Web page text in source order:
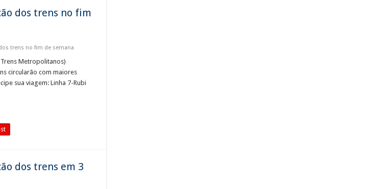
dos trens no fim
trens no fim de semana
Metropolitanos)
circularão com maiores
sua viagem: Linha 7-Rubi
dos trens em 3